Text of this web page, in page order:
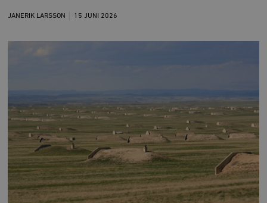
JANERIK LARSSON 15 JUNI 2026